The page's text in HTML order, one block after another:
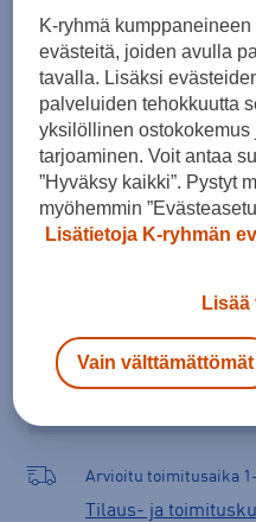
37
Kokotaulukko
Lisää
Arvioitu toimitusaika
Tilaus- ja
K-ryhmä
evästeitä, joiden avulla
tavalla. Lisäksi
palveluiden tehokkuutta
yksilöllinen
tarjoaminen. Voit antaa
”Hyväksy kaikki”. Pystyt
myöhemmin
Lisätietoja K-ryhmän
Vain välttämättömät